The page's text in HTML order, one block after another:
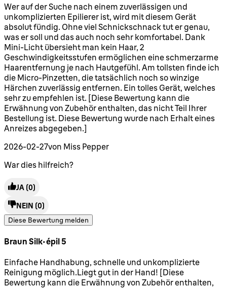
5 Sterne von maximal 5
Wer auf der Suche nach einem zuverlässigen und
unkomplizierten Epilierer ist, wird mit diesem Gerät
absolut fündig. Ohne viel Schnickschnack tut er genau,
was er soll und das auch noch sehr komfortabel. Dank
Mini-Licht übersieht man kein Haar, 2
Geschwindigkeitsstufen ermöglichen eine schmerzarme
Haarentfernung je nach Hautgefühl. Am tollsten finde ich
die Micro-Pinzetten, die tatsächlich noch so winzige
Härchen zuverlässig entfernen. Ein tolles Gerät, welches
sehr zu empfehlen ist. [Diese Bewertung kann die
Erwähnung von Zubehör enthalten, das nicht Teil Ihrer
Bestellung ist. Diese Bewertung wurde nach Erhalt eines
Anreizes abgegeben.]
2026-02-27von Miss Pepper
War dies hilfreich?
JA (0)
NEIN (0)
Diese Bewertung melden
Braun Silk epil 5
4 Sterne von maximal 5
Einfache Handhabung, schnelle und unkomplizierte
Reinigung möglich.Liegt gut in der Hand! [Diese
Bewertung kann die Erwähnung von Zubehör enthalten,